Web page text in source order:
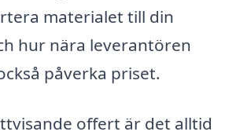
materialet till din
hur nära leverantören
påverka priset.
offert är det alltid